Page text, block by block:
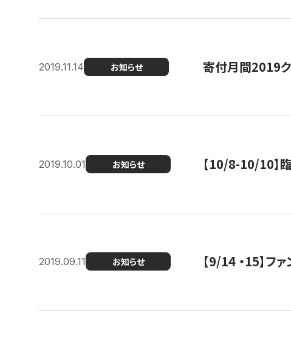
2019.11.14 お知らせ 寄付月間2019
2019.10.01 お知らせ 【10/8-10/10】
2019.09.11 お知らせ 【9/14 ・15】フ